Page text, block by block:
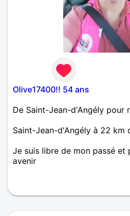
Olive17400!! 54 ans
De Saint-Jean-d'Angély pour
Saint-Jean-d'Angély à 22 km
Je suis libre de mon passé et
avenir